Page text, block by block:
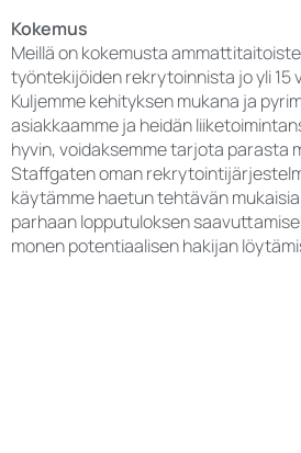
Kokemus
Meillä on kokemusta
työntekijöiden rekrytoinnista jo yli 15
Kuljemme kehityksen mukana ja
asiakkaamme ja heidän
hyvin, voidaksemme tarjota parasta
Staffgaten oman
käytämme haetun tehtävän
parhaan lopputuloksen
monen potentiaalisen hakijan